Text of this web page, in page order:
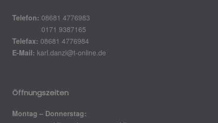
Telefon: 08681 4776983
0171 9387165
Telefax: 08681 4776984
E-Mail: karl.danzl@t-online.de
Öffnungszeiten
Montag – Donnerstag: